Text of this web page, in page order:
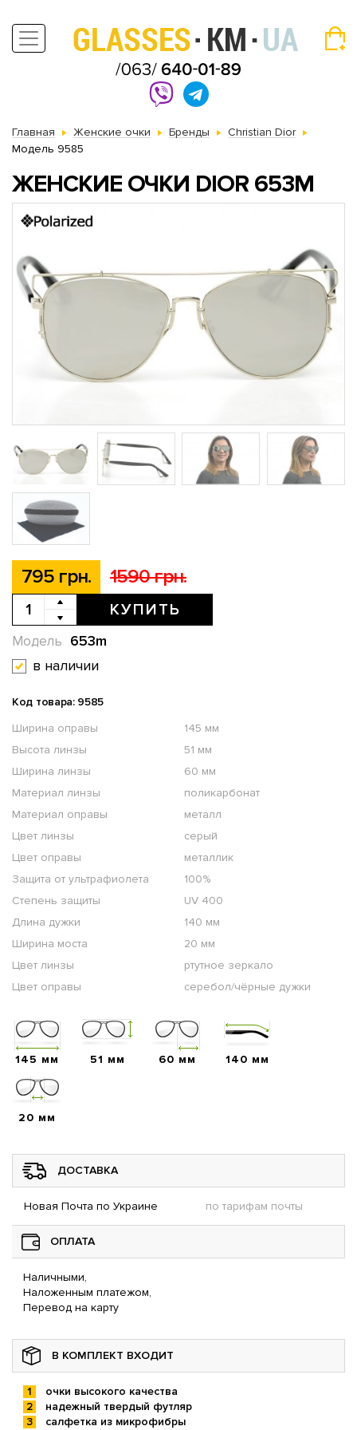
Главная Женские очки Бренды
Christian Dior
Модель 9585
ЖЕНСКИЕ ОЧКИ DIOR 653M
795 грн. 1590 грн.
КУПИТЬ
653m
Модель
в наличии
Код товара: 9585
Ширина оправы
145 мм
Высота линзы
51 мм
Ширина линзы
60 мм
Материал линзы
поликарбонат
Материал оправы
металл
Цвет линзы
серый
Цвет оправы
металлик
Защита от ультрафиолета
100%
Степень защиты
UV 400
Длина дужки
140 мм
Ширина моста
20 мм
Цвет линзы
ртутное зеркало
Цвет оправы
серебол/чёрные дужки
145 мм 51 мм 60 мм 140 мм
20 мм
ДОСТАВКА
Новая Почта по Украине по тарифам почты
ОПЛАТА
Наличными,
Наложенным платежом,
Перевод на карту
В КОМПЛЕКТ ВХОДИТ
очки высокого качества
надежный твердый футляр
салфетка из микрофибры